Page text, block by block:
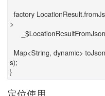
factory
>
Map<String, dynamic>
s);
}